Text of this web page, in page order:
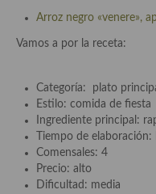
Legumbres y cereales
Cuscús
Huevos
Masas elaboradas con
Arroz negro «venere»,
Vamos a por la receta:
Categoría: plato
Estilo: comida de fiesta
Ingrediente principal:
Tiempo de elaboración:
Comensales: 4
Precio: alto
Dificultad: media